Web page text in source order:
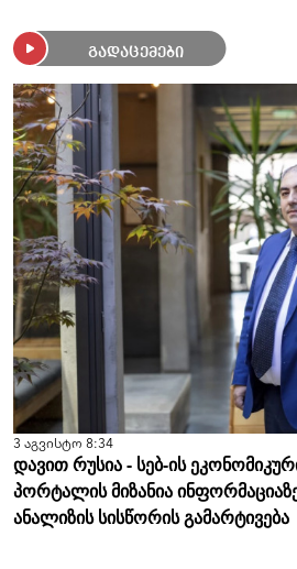
გადაცემები
3 აგვისტო 8:34
დავით რუსია - სებ-ის
პორტალის მიზანია
ანალიზის სისწორის გამარტივება